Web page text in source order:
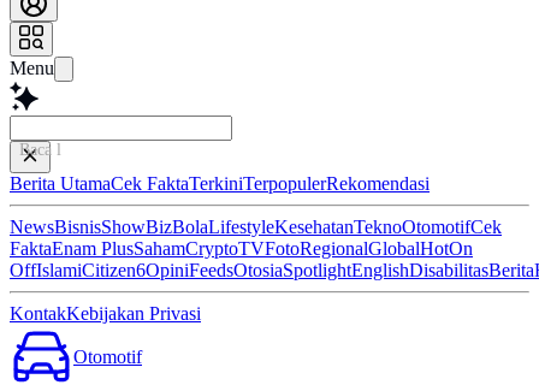
Menu
Baca lebih cepat..
Berita UtamaCek FaktaTerkiniTerpopulerRekomendasi
NewsBisnisShowBizBolaLifestyleKesehatanTeknoOtomotifCek
FaktaEnam PlusSahamCryptoTVFotoRegionalGlobalHotOn
OffIslamiCitizen6OpiniFeedsOtosiaSpotlightEnglishDisabilitasBerita
KontakKebijakan Privasi
Otomotif